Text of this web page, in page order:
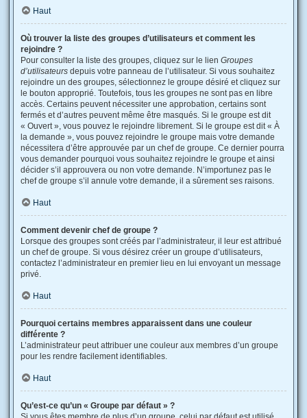
Haut
Où trouver la liste des groupes d’utilisateurs et comment les
rejoindre ?
Pour consulter la liste des groupes, cliquez sur le lien Groupes
d’utilisateurs depuis votre panneau de l’utilisateur. Si vous souhaitez
rejoindre un des groupes, sélectionnez le groupe désiré et cliquez sur
le bouton approprié. Toutefois, tous les groupes ne sont pas en libre
accès. Certains peuvent nécessiter une approbation, certains sont
fermés et d’autres peuvent même être masqués. Si le groupe est dit
« Ouvert », vous pouvez le rejoindre librement. Si le groupe est dit « À
la demande », vous pouvez rejoindre le groupe mais votre demande
nécessitera d’être approuvée par un chef de groupe. Ce dernier pourra
vous demander pourquoi vous souhaitez rejoindre le groupe et ainsi
décider s’il approuvera ou non votre demande. N’importunez pas le
chef de groupe s’il annule votre demande, il a sûrement ses raisons.
Haut
Comment devenir chef de groupe ?
Lorsque des groupes sont créés par l’administrateur, il leur est attribué
un chef de groupe. Si vous désirez créer un groupe d’utilisateurs,
contactez l’administrateur en premier lieu en lui envoyant un message
privé.
Haut
Pourquoi certains membres apparaissent dans une couleur
différente ?
L’administrateur peut attribuer une couleur aux membres d’un groupe
pour les rendre facilement identifiables.
Haut
Qu’est-ce qu’un « Groupe par défaut » ?